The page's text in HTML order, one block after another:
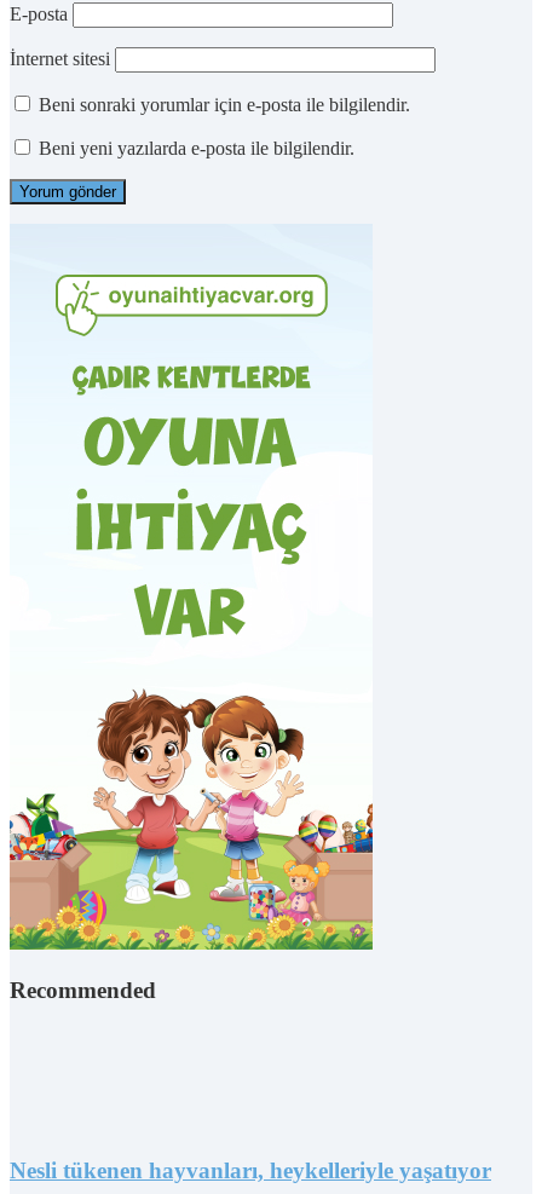
E-posta
İnternet sitesi
Beni sonraki yorumlar için e-posta ile bilgilendir.
Beni yeni yazılarda e-posta ile bilgilendir.
Recommended
Nesli tükenen hayvanları, heykelleriyle yaşatıyor